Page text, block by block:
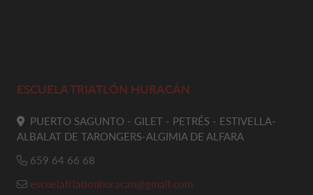
ESCUELA TRIATLÓN HURACÁN
PUERTO SAGUNTO - GILET - PETRÉS - ESTIVELLA-
ALBALAT DE TARONGERS-ALGIMIA DE ALFARA
659 64 66 68
escuelatriatlonhuracan@gmail.com